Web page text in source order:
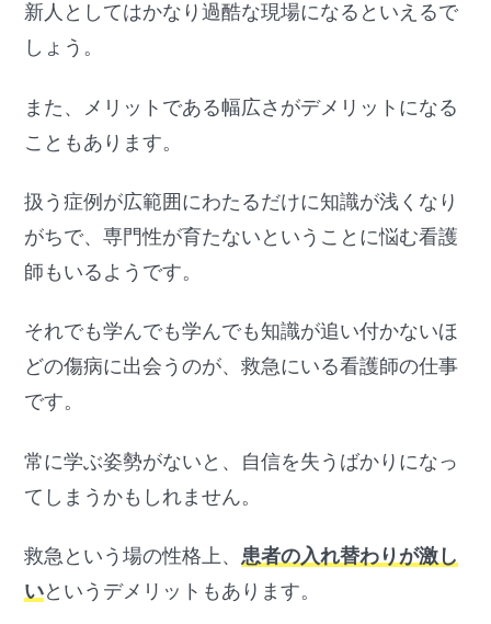
新人としてはかなり過酷な現場になるといえるで
しょう。
また、メリットである幅広さがデメリットになる
こともあります。
扱う症例が広範囲にわたるだけに知識が浅くなり
がちで、専門性が育たないということに悩む看護
師もいるようです。
それでも学んでも学んでも知識が追い付かないほ
どの傷病に出会うのが、救急にいる看護師の仕事
です。
常に学ぶ姿勢がないと、自信を失うばかりになっ
てしまうかもしれません。
救急という場の性格上、患者の入れ替わりが激し
いというデメリットもあります。